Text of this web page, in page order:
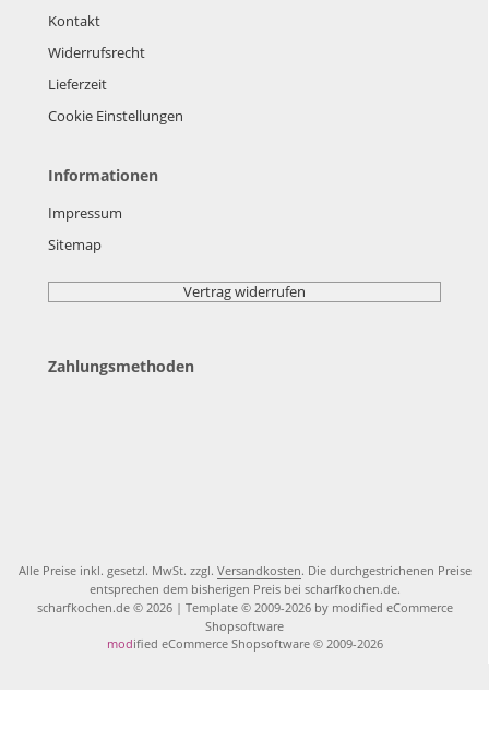
Kontakt
Widerrufsrecht
Lieferzeit
Cookie Einstellungen
Informationen
Impressum
Sitemap
Vertrag widerrufen
Zahlungsmethoden
Alle Preise inkl. gesetzl. MwSt. zzgl. Versandkosten. Die durchgestrichenen Preise
entsprechen dem bisherigen Preis bei scharfkochen.de.
scharfkochen.de © 2026 | Template © 2009-2026 by modified eCommerce
Shopsoftware
modified eCommerce Shopsoftware © 2009-2026